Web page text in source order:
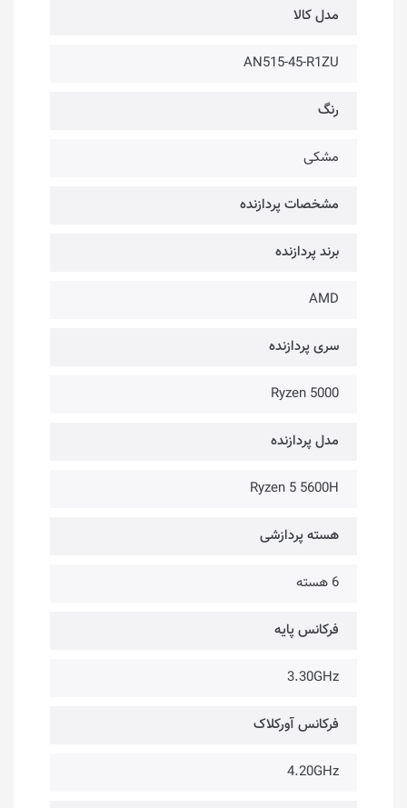
مدل کالا
AN515-45-R1ZU
رنگ
مشکی
مشخصات پردازنده
برند پردازنده
AMD
سری پردازنده
Ryzen 5000
مدل پردازنده
Ryzen 5 5600H
هسته پردازشی
6 هسته
فرکانس پایه
3.30GHz
فرکانس آورکلاک
4.20GHz